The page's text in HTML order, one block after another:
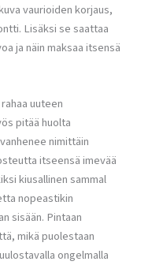
vaurioiden korjaus,
Lisäksi se saattaa
ja näin maksaa itsensä
uuteen
pitää huolta
nimittäin
itseensä imevää
kiusallinen sammal
nopeastikin
sisään. Pintaan
mikä puolestaan
ongelmalla